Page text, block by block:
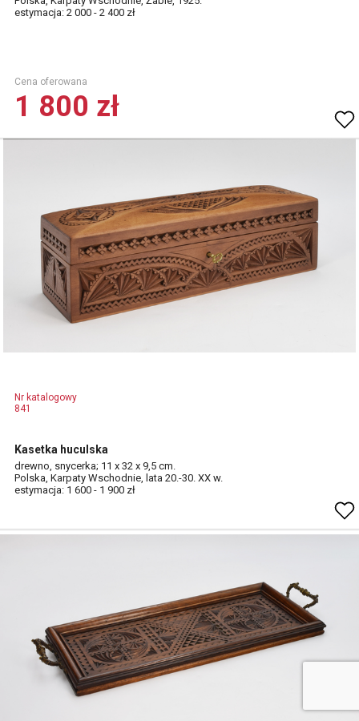
estymacja: 2 000 - 2 400 zł
Cena oferowana
1 800 zł
Nr katalogowy
841
Kasetka huculska
drewno, snycerka; 11 x 32 x 9,5 cm.
Polska, Karpaty Wschodnie, lata 20.-30. XX w.
estymacja: 1 600 - 1 900 zł